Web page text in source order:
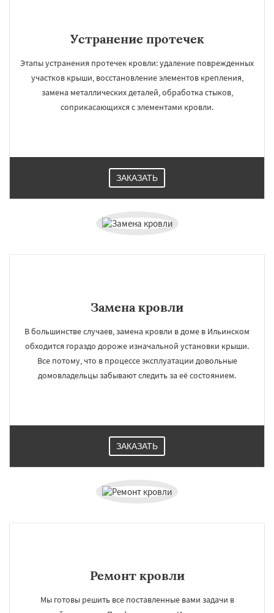
Лесной Городок
Лопатино Лотошино Малаховка
Менделеевск
Михнево
Монино
Нахабино Некрасовское Обухово
Октябрьский Правдинский Решетниково
Свердловск Северный
Устранение протечек
Этапы устранения протечек кровли: удаление поврежденных
участков крыши, восстановление элементов крепления,
замена металлических деталей, обработка стыков,
соприкасающихся с элементами кровли.
ЗАКАЗАТЬ
Замена кровли
В большинстве случаев, замена кровли в доме в Ильинском
обходится гораздо дороже изначальной установки крыши.
Все потому, что в процессе эксплуатации довольные
домовладельцы забывают следить за её состоянием.
ЗАКАЗАТЬ
Ремонт кровли
Мы готовы решить все поставленные вами задачи в
Даю согласие на обработку персональных данных